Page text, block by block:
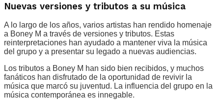
Nuevas versiones y tributos a su música
A lo largo de los años, varios artistas han rendido homenaje
a Boney M a través de versiones y tributos. Estas
reinterpretaciones han ayudado a mantener viva la música
del grupo y a presentar su legado a nuevas audiencias.
Los tributos a Boney M han sido bien recibidos, y muchos
fanáticos han disfrutado de la oportunidad de revivir la
música que marcó su juventud. La influencia del grupo en la
música contemporánea es innegable.